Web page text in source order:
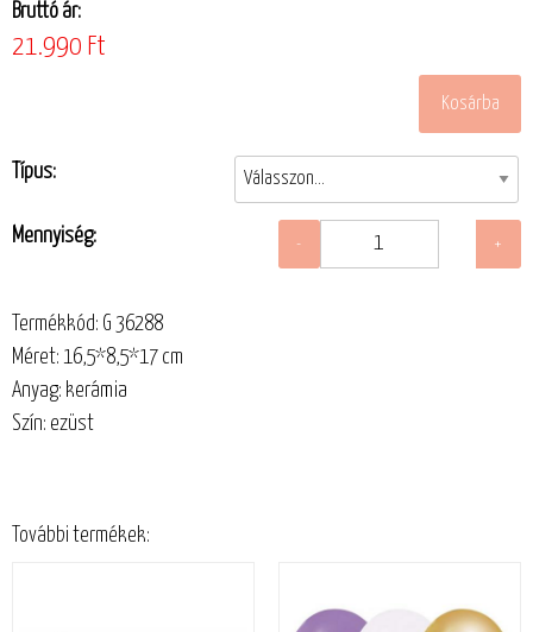
Bruttó ár:
21.990 Ft
Típus:
Mennyiség:
Termékkód: G 36288
Méret: 16,5*8,5*17 cm
Anyag: kerámia
Szín: ezüst
További termékek: